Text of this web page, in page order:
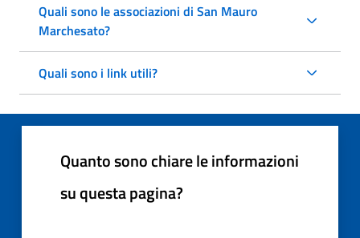
Quali sono le associazioni di San Mauro
Marchesato?
Quali sono i link utili?
Quanto sono chiare le informazioni
su questa pagina?